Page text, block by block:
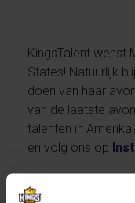
KingsTalent wenst
States! Natuurlijk
doen van haar
van de laatste
talenten in
en volg ons op